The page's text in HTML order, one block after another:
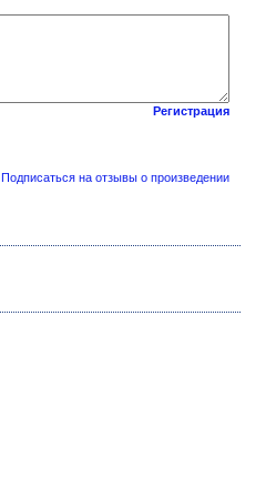
Регистрация
Подписаться на отзывы о произведении